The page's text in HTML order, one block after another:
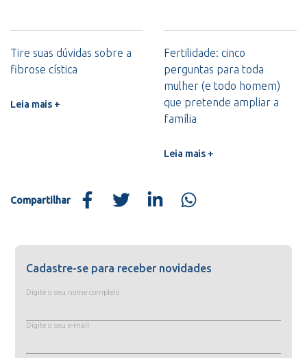
Tire suas dúvidas sobre a
fibrose cística
Leia mais +
Fertilidade: cinco
perguntas para toda
mulher (e todo homem)
que pretende ampliar a
família
Leia mais +
Compartilhar
Cadastre-se para receber novidades
Digite o seu nome completo
Digite o seu e-mail